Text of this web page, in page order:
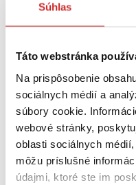
Súhlas
Táto webstránka
Na prispôsobenie
sociálnych médií a
súbory cookie.
webové stránky,
oblasti sociálnych
môžu príslušné
údajmi, ktoré ste im
SVX hardware Krúžok zváraný
0,2422 €
Rozmer (axb mm): 3x15 mm
Povrchová úprava: neo-
s titánom
Skladom 475 ks